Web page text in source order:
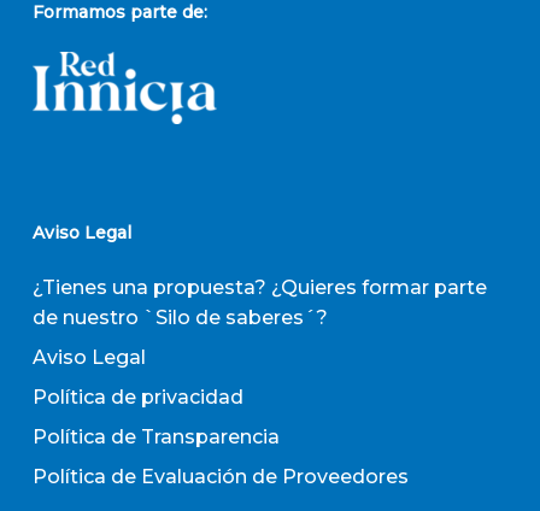
Formamos parte de:
Aviso Legal
¿Tienes una propuesta? ¿Quieres formar parte
de nuestro `Silo de saberes´?
Aviso Legal
Política de privacidad
Política de Transparencia
Política de Evaluación de Proveedores